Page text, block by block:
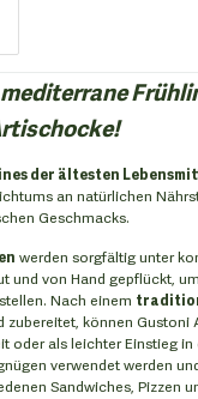
mediterrane
der ältesten
an natürlichen
Geschmacks.
werden sorgfältig unter
und von Hand gepflückt,
Nach einem
zubereitet, können Gustoni
oder als leichter Einstieg
verwendet werden
Sandwiches, Pizzen